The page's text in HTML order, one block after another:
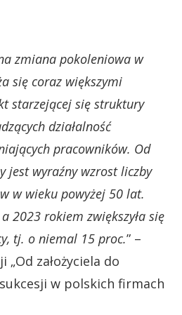
zmiana pokoleniowa w
się coraz większymi
starzejącej się struktury
działalność
pracowników. Od
jest wyraźny wzrost liczby
w wieku powyżej 50 lat.
2023 rokiem zwiększyła się
tj. o niemal 15 proc.” –
założyciela do
w polskich firmach